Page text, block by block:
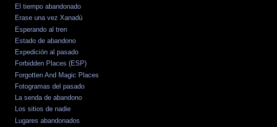
El tiempo abandonado
Erase una vez Xanadú
Esperando al tren
Estado de abandono
Expedición al pasado
Forbidden Places (ESP)
Forgotten And Magic Places
Fotogramas del pasado
La senda de abandono
Los sitios de nadie
Lugares abandonados